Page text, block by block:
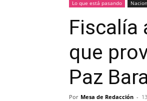
Lo que está pasando
Fiscalía
que
Paz
Por Mesa de Redacción -